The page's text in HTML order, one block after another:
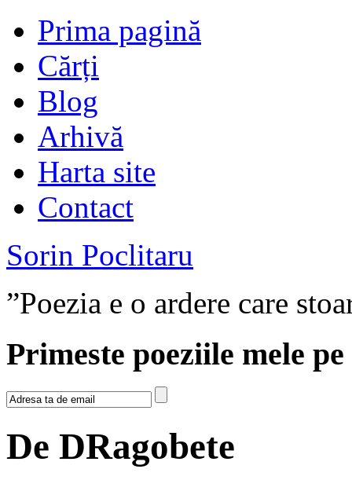
Prima pagină
Cărți
Blog
Arhivă
Harta site
Contact
Sorin Poclitaru
”Poezia e o ardere care
Primeste poeziile mele
De DRagobete